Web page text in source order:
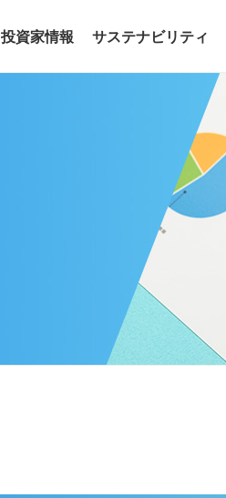
グループ会社
投資家情報 サステナビリティ